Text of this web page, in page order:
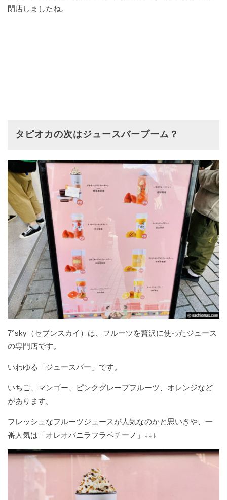
閉店しましたね。
タピオカの次はジュースバーブーム？
7°sky（セブンスカイ）は、フルーツを贅沢に使ったジュース
の専門店です。
いわゆる「ジュースバー」です。
いちご、マンゴー、ピンクグレープフルーツ、オレンジなど
があります。
フレッシュなフルーツジュースが人気なのかと思いきや、一
番人気は「オレオバニラフラペチーノ」↓↓↓